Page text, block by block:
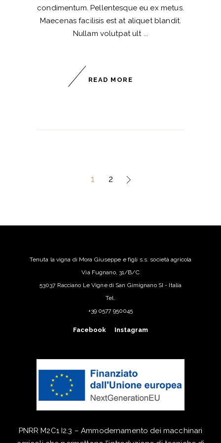
condimentum. Pellentesque eu ex metus.
Maecenas facilisis est at aliquet blandit.
Nullam volutpat ult
READ MORE
1 2
Tenuta la vigna di Mora Giuseppe e figli s.s. società agricola
Via Fugnano, 31/B/C
53037 Racciano Le Vigne di San Gimignano SI - Italia
Tel.
+39 0577 950045
Facebook Instagram
PNRR M2C1 I2.3 – Ammodernamento dei macchinari